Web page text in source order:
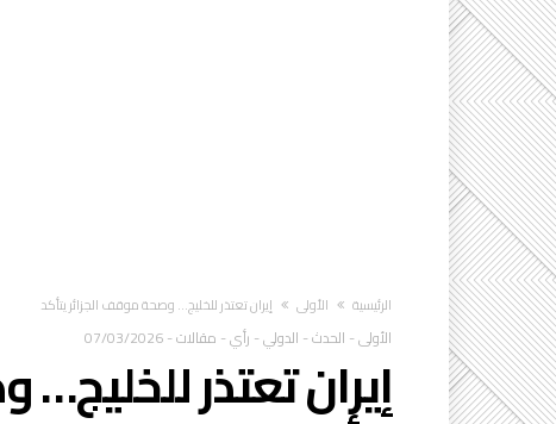
‫الرئيسية‬ الأولى إيران تعتذر للخليج… وصحة موقف الجزائر يتأكد
الأولى- الحدث- الدولي- رأي- مقالات-
07/03/2026
إيران تعتذر